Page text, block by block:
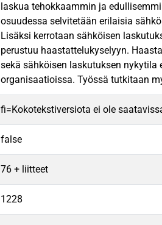
laskua tehokkaammin ja
osuudessa selvitetään erilaisia
Lisäksi kerrotaan sähköisen
perustuu haastattelukyselyyn.
sekä sähköisen laskutuksen
organisaatioissa. Työssä tutkitaan
fi=Kokotekstiversiota ei ole
false
76 + liitteet
1228